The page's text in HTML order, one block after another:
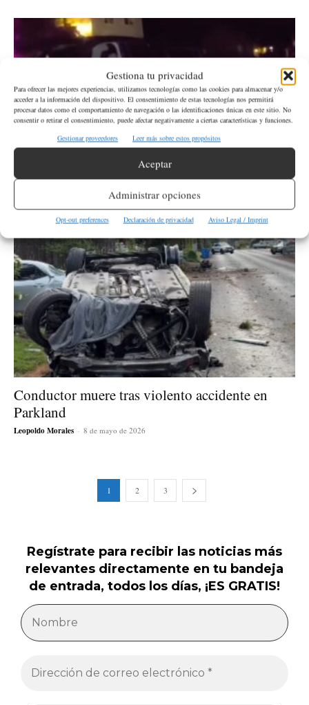
Gestiona tu privacidad
Para ofrecer las mejores experiencias, utilizamos tecnologías como las cookies para almacenar y/o
acceder a la información del dispositivo. El consentimiento de estas tecnologías nos permitirá
procesar datos como el comportamiento de navegación o las identificaciones únicas en este sitio. No
consentir o retirar el consentimiento, puede afectar negativamente a ciertas características y funciones.
Gestionar proveedores
Leer más sobre estos propósitos
Aceptar
Administrar opciones
Opt-out preferences Declaración de privacidad Aviso Legal / Imprint
Precios de la gasolina impulsan ola de robos,
advierten las autoridades
latinoher - 20 de mayo de 2026
Conductor muere tras violento accidente en
Parkland
Leopoldo Morales - 8 de mayo de 2026
1 2 3
Regístrate para recibir las noticias más
relevantes directamente en tu bandeja
de entrada, todos los días, ¡ES GRATIS!